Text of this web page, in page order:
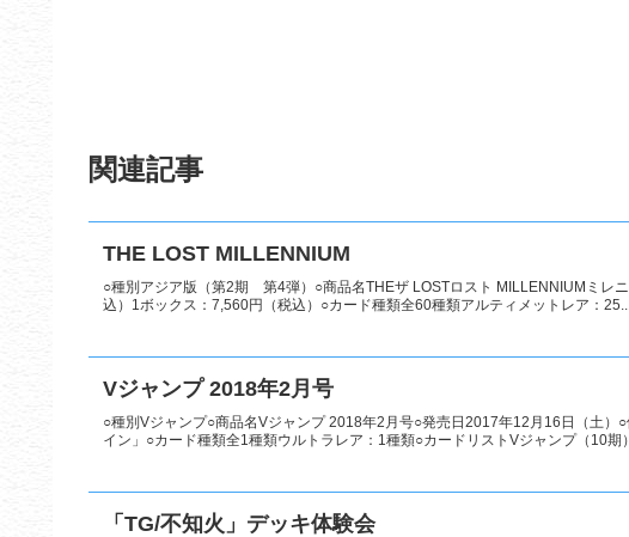
関連記事
THE LOST MILLENNIUM
○種別アジア版（第2期 第4弾）○商品名THEザ LOSTロスト MILLENNIUMミレ
込）1ボックス：7,560円（税込）○カード種類全60種類アルティメットレア：25...
Vジャンプ 2018年2月号
○種別Vジャンプ○商品名Vジャンプ 2018年2月号○発売日2017年12月16日（土
イン」○カード種類全1種類ウルトラレア：1種類○カードリストVジャンプ（10期）
「TG/不知火」デッキ体験会